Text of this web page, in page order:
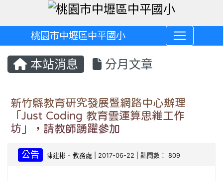
桃園市中壢區中平國小
本站消息 分月文章
新竹縣教育研究發展暨網路中心辦理
「Just Coding 教育雲運算思維工作
坊」，請教師踴躍參加
公告 陳建彬 -教務處 | 2017-06-22 | 點閱數： 809